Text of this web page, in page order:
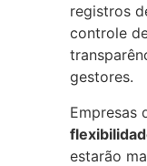
registros
controle
gestores.
Empresas
estarão